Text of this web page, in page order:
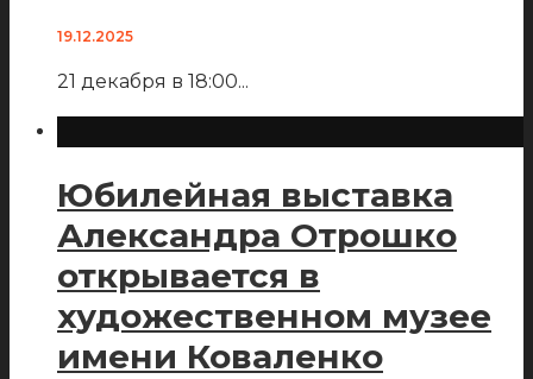
19.12.2025
21 декабря в 18:00...
Юбилейная выставка
Александра Отрошко
открывается в
художественном музее
имени Коваленко